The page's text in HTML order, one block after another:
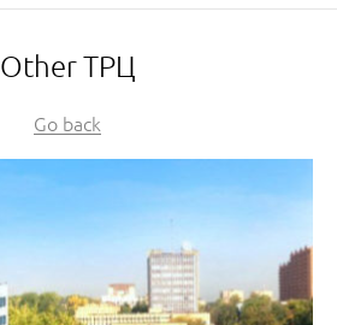
Other ТРЦ
Go back